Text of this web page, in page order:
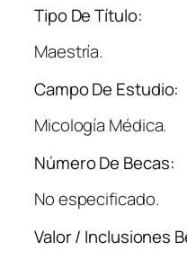
Tipo De Título:
Maestría.
Campo De Estudio:
Micología Médica.
Número De Becas:
No especificado.
Valor / Inclusiones